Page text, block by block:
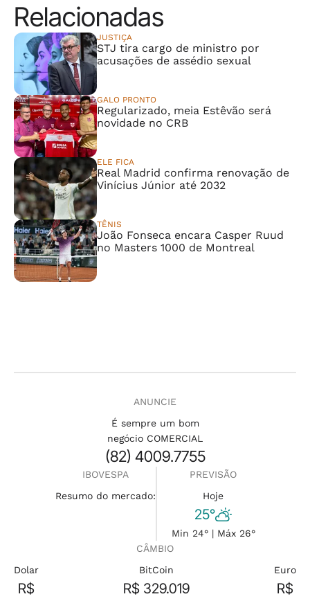
Relacionadas
JUSTIÇA
STJ tira cargo de ministro por
acusações de assédio sexual
GALO PRONTO
Regularizado, meia Estêvão será
novidade no CRB
ELE FICA
Real Madrid confirma renovação de
Vinícius Júnior até 2032
TÊNIS
João Fonseca encara Casper Ruud
no Masters 1000 de Montreal
ANUNCIE
É sempre um bom
negócio COMERCIAL
(82) 4009.7755
IBOVESPA
Resumo do mercado:
PREVISÃO
Hoje
25°
Min 24° | Máx 26°
CÂMBIO
Dolar
R$
BitCoin
R$ 329.019
Euro
R$